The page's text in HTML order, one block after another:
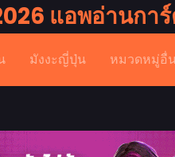
แอพอ่านกา
มังงะญี่ปุ่น หมวดหมู่อื่